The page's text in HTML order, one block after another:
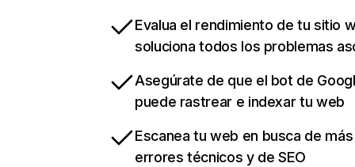
Evalua el rendimiento de tu sitio
soluciona todos los problemas
Asegúrate de que el bot de
puede rastrear e indexar tu web
Escanea tu web en busca de
errores técnicos y de SEO